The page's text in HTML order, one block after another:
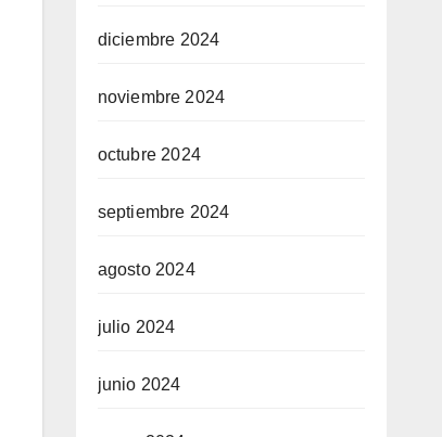
diciembre 2024
noviembre 2024
octubre 2024
septiembre 2024
agosto 2024
julio 2024
junio 2024